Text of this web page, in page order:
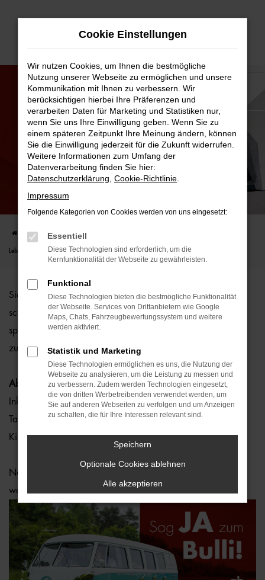
Zum
DER SCHÖNSTE TAG IM LEBEN
MIT DEM VW BULLI ALS BRAUTAUTO!
Startseite FAHRZEUGANGEBOTE
Leben
Sie sind noch auf der Suche nach Ihrem Brautauto für den
schönsten Tag Ihres Lebens? Wir haben etwas
spitzenmäßiges für Sie. Den VW Bulli exklusiv für Ihren Tag
zu unschlagbaren Konditionen mieten!
Ab nur 349,00 €*
Inklusive: Blumenschmuck passend zum Brautstrauß,
Tankfüllung sowie Hol- & Bringservice ohne
Kilometerbeschränkung.
Natürlich kann der Bulli auch für andere Anlässe gemietet
werden!
Cookie Einstellungen
Wir nutzen Cookies, um Ihnen die bestmögliche
Nutzung unserer Webseite zu ermöglichen und unsere
Kommunikation mit Ihnen zu verbessern. Wir
berücksichtigen hierbei Ihre Präferenzen und
verarbeiten Daten für Marketing und Statistiken nur,
wenn Sie uns Ihre Einwilligung geben. Wenn Sie zu
einem späteren Zeitpunkt Ihre Meinung ändern, können
Sie die Einwilligung jederzeit für die Zukunft widerrufen.
Weitere Informationen zum Umfang der
Datenverarbeitung finden Sie hier:
Datenschutzerklärung Cookie-Richtlinie
Impressum
Folgende Kategorien von Cookies werden von uns eingesetzt:
Essentiell
Diese Technologien sind erforderlich, um die
Kernfunktionalität der Webseite zu gewährleisten.
Funktional
Diese Technologien bieten die bestmögliche Funktionalität
der Webseite. Services von Drittanbietern wie Google
Maps, Chats, Fahrzeugbewertungssystem und weitere
werden aktiviert.
Statistik und Marketing
Diese Technologien ermöglichen es uns, die Nutzung der
Webseite zu analysieren, um die Leistung zu messen und
zu verbessern. Zudem werden Technologien eingesetzt,
die von dritten Werbetreibenden verwendet werden, um
Sie auf anderen Webseiten zu verfolgen und um Anzeigen
zu schalten, die für Ihre Interessen relevant sind.
Speichern
Optionale Cookies ablehnen
Alle akzeptieren